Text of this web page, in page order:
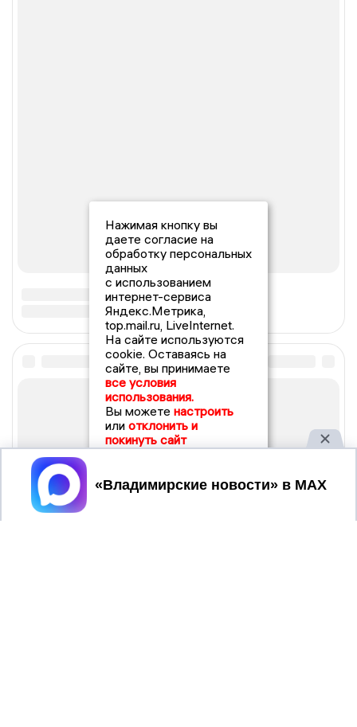
Нажимая кнопку вы
даете согласие на
обработку персональных
данных
с использованием
интернет-сервиса
Яндекс.Метрика,
top.mail.ru, LiveInternet.
На сайте используются
cookie. Оставаясь на
сайте, вы принимаете
все условия
использования.
Вы можете настроить
или отклонить и
покинуть сайт
Принять